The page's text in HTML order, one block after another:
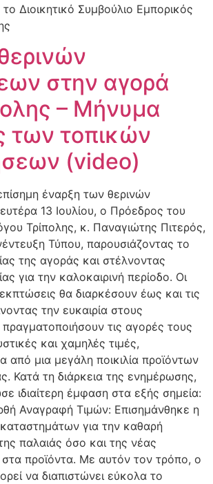
το Διοικητικό Συμβούλιο Εμπορικός
στην αγορά
– Μήνυμα
των τοπικών
(video)
έναρξη των θερινών
13 Ιουλίου, ο Πρόεδρος του
Τρίπολης, κ. Παναγιώτης Πιτερός,
Τύπου, παρουσιάζοντας το
της αγοράς και στέλνοντας
για την καλοκαιρινή περίοδο. Οι
θα διαρκέσουν έως και τις
την ευκαιρία στους
τις αγορές τους
και χαμηλές τιμές,
από μια μεγάλη ποικιλία προϊόντων
Κατά τη διάρκεια της ενημέρωσης,
ιδιαίτερη έμφαση στα εξής σημεία:
Αναγραφή Τιμών: Επισημάνθηκε η
για την καθαρή
παλαιάς όσο και της νέας
στα προϊόντα. Με αυτόν τον τρόπο, ο
να διαπιστώνει εύκολα το